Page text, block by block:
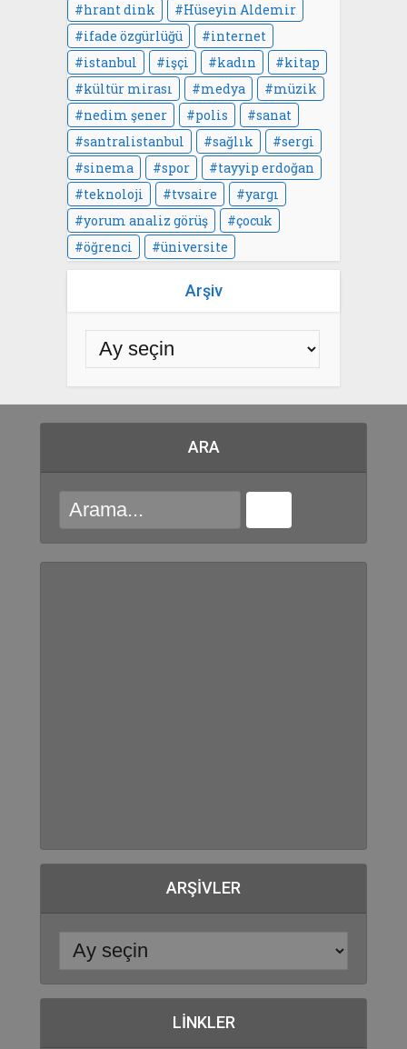
hrant dink
Hüseyin Aldemir
ifade özgürlüğü
internet
istanbul
işçi kadın
kitap
kültür mirası
medya
müzik
nedim şener
polis
sanat
santralistanbul
sağlık
sergi
sinema
spor
tayyip erdoğan
teknoloji
tvsaire
yargı
yorum analiz görüş
çocuk
öğrenci
üniversite
Arşiv
ARA
ARŞIVLER
LINKLER